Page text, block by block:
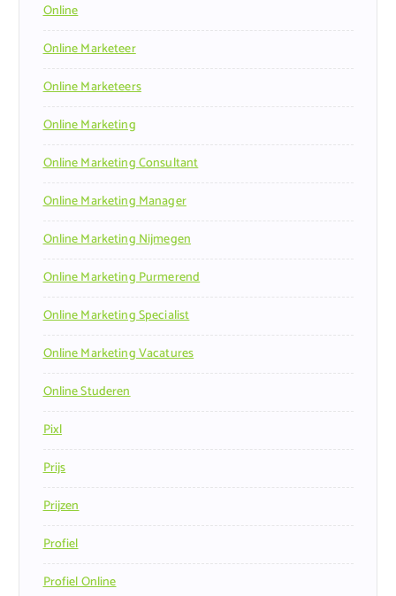
Online
Online Marketeer
Online Marketeers
Online Marketing
Online Marketing Consultant
Online Marketing Manager
Online Marketing Nijmegen
Online Marketing Purmerend
Online Marketing Specialist
Online Marketing Vacatures
Online Studeren
Pixl
Prijs
Prijzen
Profiel
Profiel Online